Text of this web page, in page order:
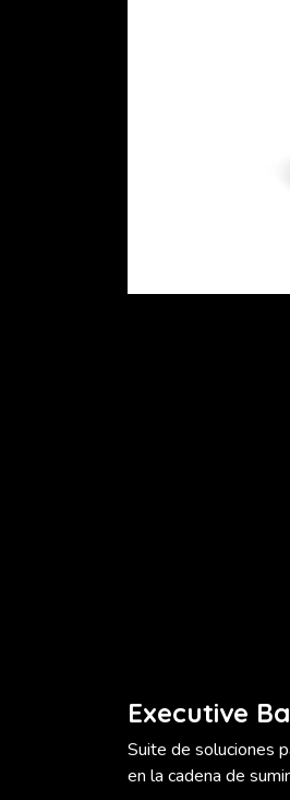
Executive
Suite de soluciones
en la cadena de